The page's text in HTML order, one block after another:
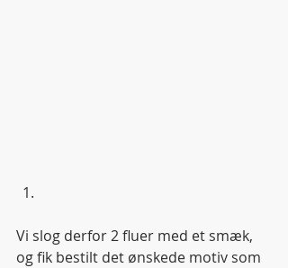
Vi slog derfor 2 fluer med et smæk,
og fik bestilt det ønskede motiv som